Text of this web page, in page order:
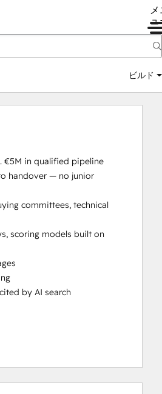
ュ
ビルド
€5M in qualified pipeline
handover — no junior
committees, technical
scoring models built on
by AI search